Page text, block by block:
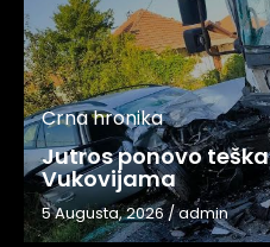
Crna hronika
Jutros ponovo
Vukovijama
5 Augusta, 2026/admin